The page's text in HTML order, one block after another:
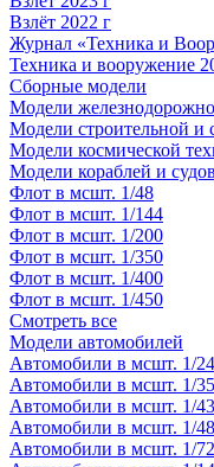
Взлёт 2022 г
Журнал «Техника и
Техника и вооружение
Сборные модели
Модели
Модели строительной и
Модели космической
Модели кораблей и судов
Флот в мсшт. 1/48
Флот в мсшт. 1/144
Флот в мсшт. 1/200
Флот в мсшт. 1/350
Флот в мсшт. 1/400
Флот в мсшт. 1/450
Смотреть все
Модели автомобилей
Автомобили в мсшт. 1/24
Автомобили в мсшт. 1/35
Автомобили в мсшт. 1/43
Автомобили в мсшт. 1/48
Автомобили в мсшт. 1/72